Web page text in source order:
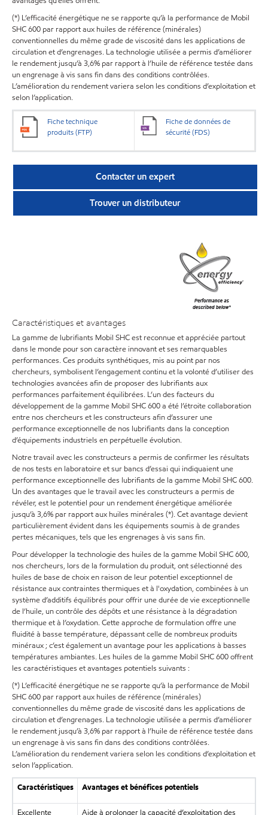
(*) L’efficacité énergétique ne se rapporte qu’à la performance de Mobil
SHC 600 par rapport aux huiles de référence (minérales)
conventionnelles du même grade de viscosité dans les applications de
circulation et d’engrenages. La technologie utilisée a permis d’améliorer
le rendement jusqu’à 3,6% par rapport à l’huile de référence testée dans
un engrenage à vis sans fin dans des conditions contrôlées.
L’amélioration du rendement variera selon les conditions d’exploitation et
selon l’application.
Fiche technique
produits (FTP)
Fiche de données de
sécurité (FDS)
Contacter un expert
Trouver un distributeur
Caractéristiques et avantages
La gamme de lubrifiants Mobil SHC est reconnue et appréciée partout
dans le monde pour son caractère innovant et ses remarquables
performances. Ces produits synthétiques, mis au point par nos
chercheurs, symbolisent l’engagement continu et la volonté d’utiliser des
technologies avancées afin de proposer des lubrifiants aux
performances parfaitement équilibrées. L’un des facteurs du
développement de la gamme Mobil SHC 600 a été l’étroite collaboration
entre nos chercheurs et les constructeurs afin d’assurer une
performance exceptionnelle de nos lubrifiants dans la conception
d’équipements industriels en perpétuelle évolution.
Notre travail avec les constructeurs a permis de confirmer les résultats
de nos tests en laboratoire et sur bancs d’essai qui indiquaient une
performance exceptionnelle des lubrifiants de la gamme Mobil SHC 600.
Un des avantages que le travail avec les constructeurs a permis de
révéler, est le potentiel pour un rendement énergétique améliorée
jusqu’à 3,6% par rapport aux huiles minérales (*). Cet avantage devient
particulièrement évident dans les équipements soumis à de grandes
pertes mécaniques, tels que les engrenages à vis sans fin.
Pour développer la technologie des huiles de la gamme Mobil SHC 600,
nos chercheurs, lors de la formulation du produit, ont sélectionné des
huiles de base de choix en raison de leur potentiel exceptionnel de
résistance aux contraintes thermiques et à l'oxydation, combinées à un
système d’additifs équilibrés pour offrir une durée de vie exceptionnelle
de l’huile, un contrôle des dépôts et une résistance à la dégradation
thermique et à l’oxydation. Cette approche de formulation offre une
fluidité à basse température, dépassant celle de nombreux produits
minéraux ; c’est également un avantage pour les applications à basses
températures ambiantes. Les huiles de la gamme Mobil SHC 600 offrent
les caractéristiques et avantages potentiels suivants :
(*) L’efficacité énergétique ne se rapporte qu’à la performance de Mobil
SHC 600 par rapport aux huiles de référence (minérales)
conventionnelles du même grade de viscosité dans les applications de
circulation et d’engrenages. La technologie utilisée a permis d’améliorer
le rendement jusqu’à 3,6% par rapport à l’huile de référence testée dans
un engrenage à vis sans fin dans des conditions contrôlées.
L’amélioration du rendement variera selon les conditions d’exploitation et
selon l’application.
Caractéristiques Avantages et bénéfices potentiels
Excellente Aide à prolonger la capacité d’exploitation des